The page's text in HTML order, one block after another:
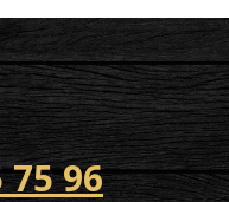
75 96